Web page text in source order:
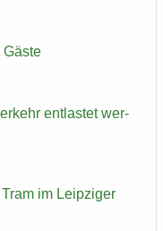
Gäste
ent­las­tet wer­
im Leip­zi­ger